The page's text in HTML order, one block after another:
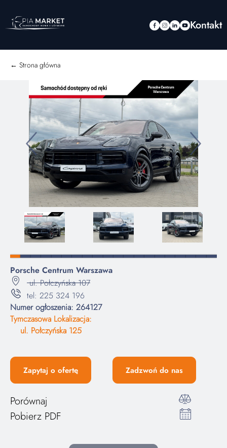
Kontakt
← Strona główna
Porsche Centrum Warszawa
ul. Połczyńska 107
tel: 225 324 196
Numer ogłoszenia: 264127
Tymczasowa Lokalizacja:
ul. Połczyńska 125
Zapytaj o ofertę Zadzwoń do nas
Porównaj
Pobierz PDF